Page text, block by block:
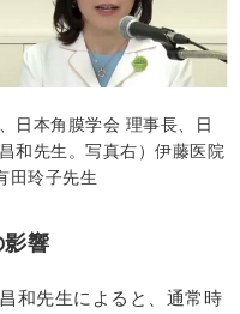
日本角膜学会 理事長、日
和先生。写真右）伊藤医院
田玲子先生
響
和先生によると、通常時